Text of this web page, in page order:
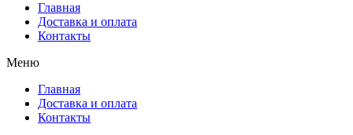
Главная
Доставка и оплата
Контакты
Меню
Главная
Доставка и оплата
Контакты